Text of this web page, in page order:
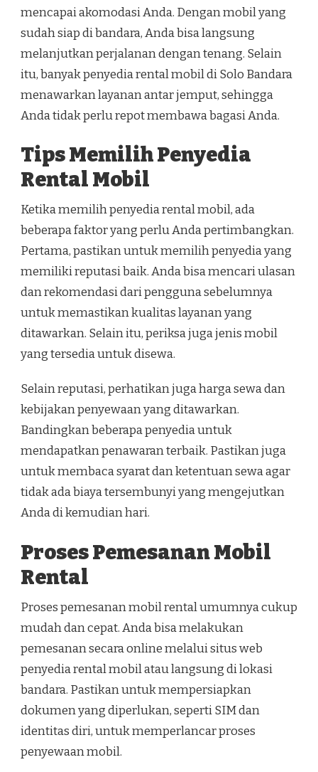
mencapai akomodasi Anda. Dengan mobil yang
sudah siap di bandara, Anda bisa langsung
melanjutkan perjalanan dengan tenang. Selain
itu, banyak penyedia rental mobil di Solo Bandara
menawarkan layanan antar jemput, sehingga
Anda tidak perlu repot membawa bagasi Anda.
Tips Memilih Penyedia
Rental Mobil
Ketika memilih penyedia rental mobil, ada
beberapa faktor yang perlu Anda pertimbangkan.
Pertama, pastikan untuk memilih penyedia yang
memiliki reputasi baik. Anda bisa mencari ulasan
dan rekomendasi dari pengguna sebelumnya
untuk memastikan kualitas layanan yang
ditawarkan. Selain itu, periksa juga jenis mobil
yang tersedia untuk disewa.
Selain reputasi, perhatikan juga harga sewa dan
kebijakan penyewaan yang ditawarkan.
Bandingkan beberapa penyedia untuk
mendapatkan penawaran terbaik. Pastikan juga
untuk membaca syarat dan ketentuan sewa agar
tidak ada biaya tersembunyi yang mengejutkan
Anda di kemudian hari.
Proses Pemesanan Mobil
Rental
Proses pemesanan mobil rental umumnya cukup
mudah dan cepat. Anda bisa melakukan
pemesanan secara online melalui situs web
penyedia rental mobil atau langsung di lokasi
bandara. Pastikan untuk mempersiapkan
dokumen yang diperlukan, seperti SIM dan
identitas diri, untuk memperlancar proses
penyewaan mobil.